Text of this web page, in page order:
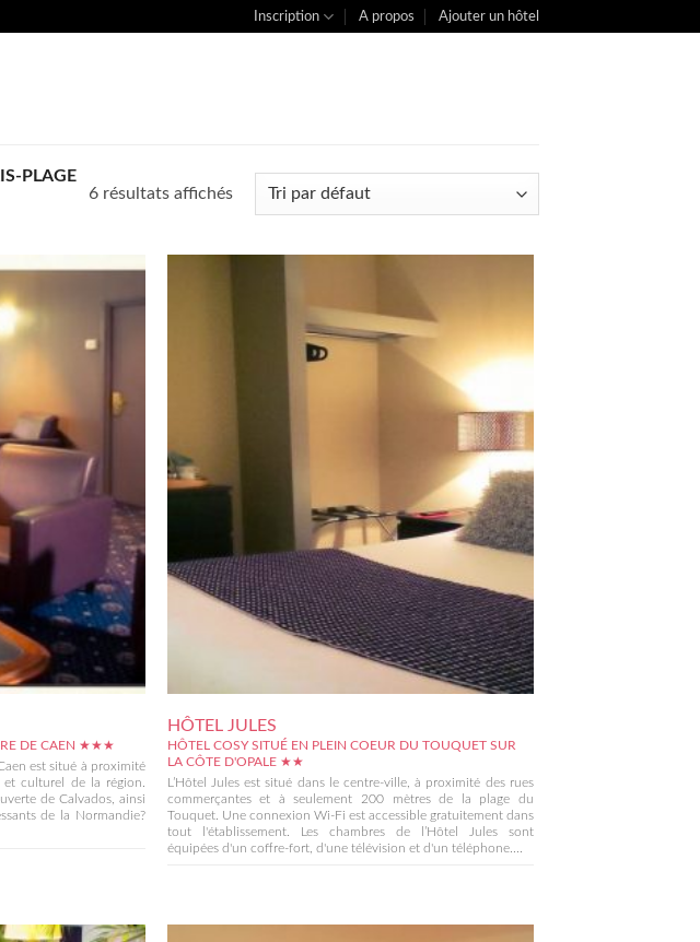
Inscription A propos Ajouter un hôtel
PLAGE
6 résultats affichés
DE CAEN ★★★
est situé à proximité
culturel de la région.
de Calvados, ainsi
de la Normandie?
HÔTEL JULES
HÔTEL COSY SITUÉ EN PLEIN COEUR DU TOUQUET SUR
LA CÔTE D'OPALE ★★
L’Hôtel Jules est situé dans le centre-ville, à proximité des rues
commerçantes et à seulement 200 mètres de la plage du
Touquet. Une connexion Wi-Fi est accessible gratuitement dans
tout l'établissement. Les chambres de l’Hôtel Jules sont
équipées d'un coffre-fort, d'une télévision et d'un téléphone....